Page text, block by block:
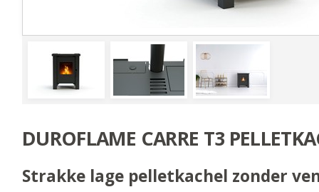
DUROFLAME CARRE T3
Strakke lage pelletkachel zonder